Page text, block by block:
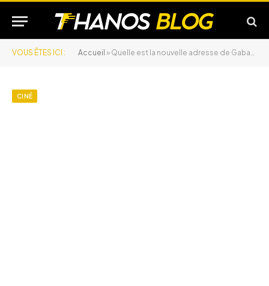
VOUS ÊTES ICI : Accueil » Quelle est la nouvelle adresse de Gabanov ?
CINÉ